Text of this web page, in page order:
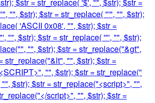
"", $str); $str = str_replace( "'", "", $str);
'ASCII 0x08', "", $str); $str =
"", $str); $str = str_replace( '"', "", $str);
"", $str); $str = str_replace("&gt",
str_replace("&lt", "", $str); $str =
"", $str); $str = str_replace("
$str); $str = str_replace("<script>", "",
script>", "", $str); $str =